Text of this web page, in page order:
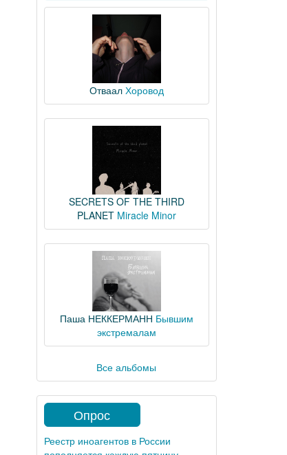
Отваал Хоровод
SECRETS OF THE THIRD
PLANET Miracle Minor
Паша НЕККЕРМАНН Бывшим
экстремалам
Все альбомы
Опрос
Реестр иноагентов в России